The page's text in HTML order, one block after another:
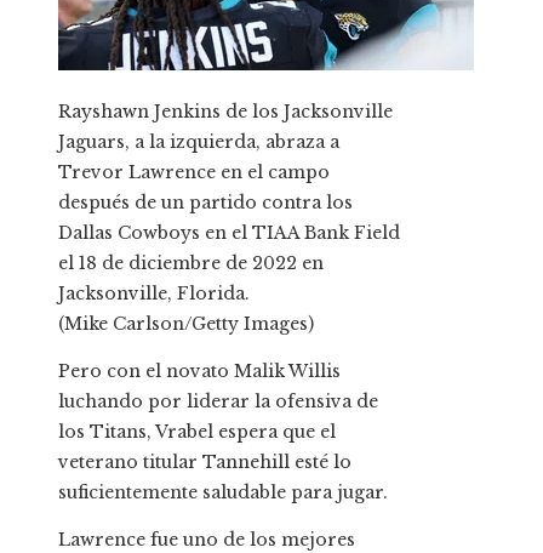
Rayshawn Jenkins de los Jacksonville
Jaguars, a la izquierda, abraza a
Trevor Lawrence en el campo
después de un partido contra los
Dallas Cowboys en el TIAA Bank Field
el 18 de diciembre de 2022 en
Jacksonville, Florida.
(Mike Carlson/Getty Images)
Pero con el novato Malik Willis
luchando por liderar la ofensiva de
los Titans, Vrabel espera que el
veterano titular Tannehill esté lo
suficientemente saludable para jugar.
Lawrence fue uno de los mejores